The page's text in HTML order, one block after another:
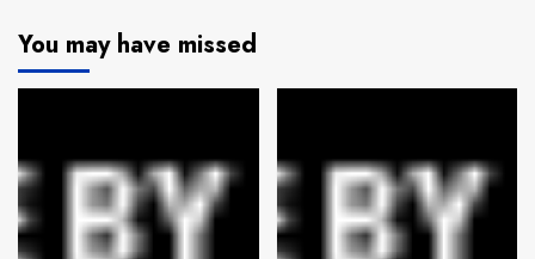
You may have missed